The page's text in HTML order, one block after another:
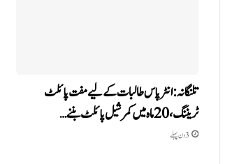
تلنگانہ: انٹر پاس طالبات کے لیے مفت پائلٹ
ٹریننگ، 20 ماہ میں کمرشیل پائلٹ بننے…
3 دن پہلے